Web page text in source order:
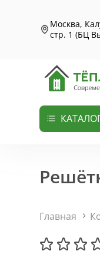
Москва,
стр. 1 (БЦ
Главная